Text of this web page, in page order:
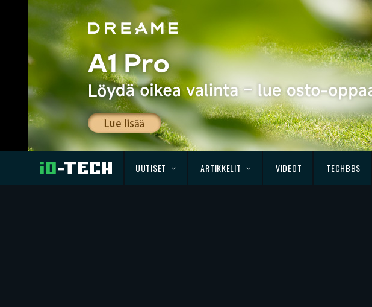
UUTISET ARTIKKELIT VIDEOT TECHBBS